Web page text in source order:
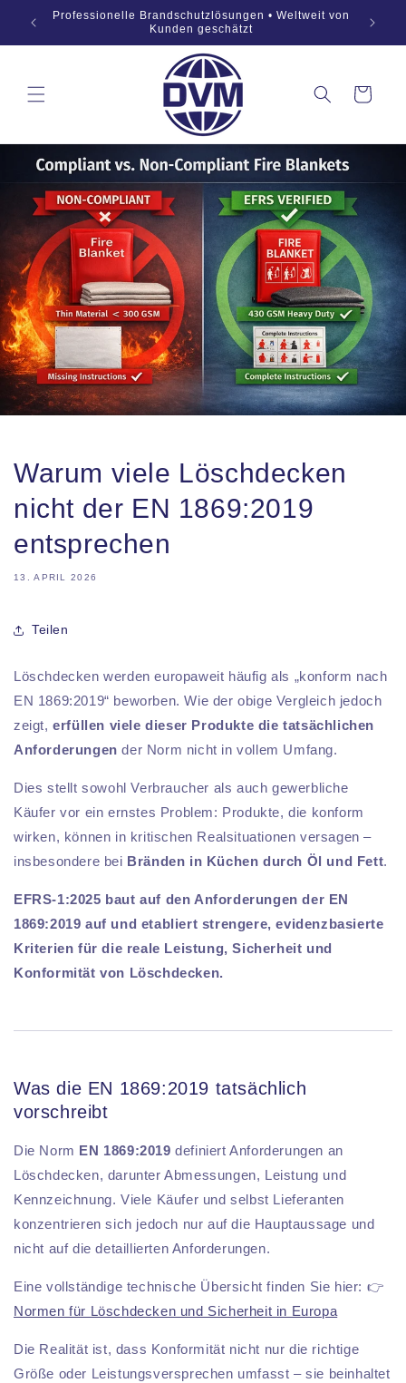
InhaltProfessionelle Brandschutzlösungen • Weltweit von
Kunden geschätzt
Warenkorb
Warum viele Löschdecken
nicht der EN 1869:2019
entsprechen
13. APRIL 2026
Teilen
Löschdecken werden europaweit häufig als „konform nach
EN 1869:2019“ beworben. Wie der obige Vergleich jedoch
zeigt,erfüllen viele dieser Produkte die tatsächlichen
Anforderungen der Norm nicht in vollem Umfang.
Dies stellt sowohl Verbraucher als auch gewerbliche
Käufer vor ein ernstes Problem: Produkte, die konform
wirken, können in kritischen Realsituationen versagen –
insbesondere bei Bränden in Küchen durch Öl und Fett.
EFRS-1:2025 baut auf den Anforderungen der EN
1869:2019 auf und etabliert strengere, evidenzbasierte
Kriterien für die reale Leistung, Sicherheit und
Konformität von Löschdecken.
Was die EN 1869:2019 tatsächlich
vorschreibt
Die Norm EN 1869:2019 definiert Anforderungen an
Löschdecken, darunter Abmessungen, Leistung und
Kennzeichnung. Viele Käufer und selbst Lieferanten
konzentrieren sich jedoch nur auf die Hauptaussage und
nicht auf die detaillierten Anforderungen.
Eine vollständige technische Übersicht finden Sie hier: 👉
Normen für Löschdecken und Sicherheit in Europa
Die Realität ist, dass Konformität nicht nur die richtige
Größe oder Leistungsversprechen umfasst – sie beinhaltet